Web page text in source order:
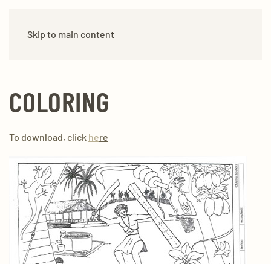
Skip to main content
COLORING
To download, click here